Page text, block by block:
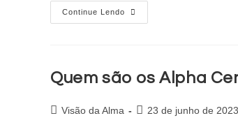
Continue Lendo
Quem são os Alpha
Visão da Alma 23 de junho de 2023